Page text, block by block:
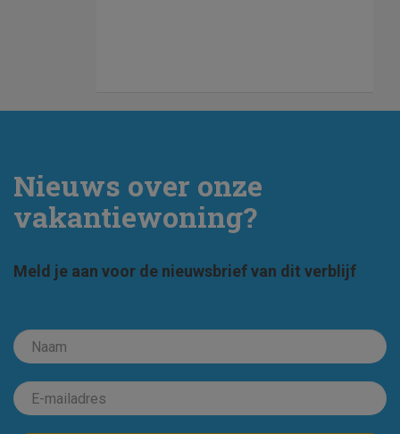
Nieuws over onze
vakantiewoning?
Meld je aan voor de nieuwsbrief van dit verblijf